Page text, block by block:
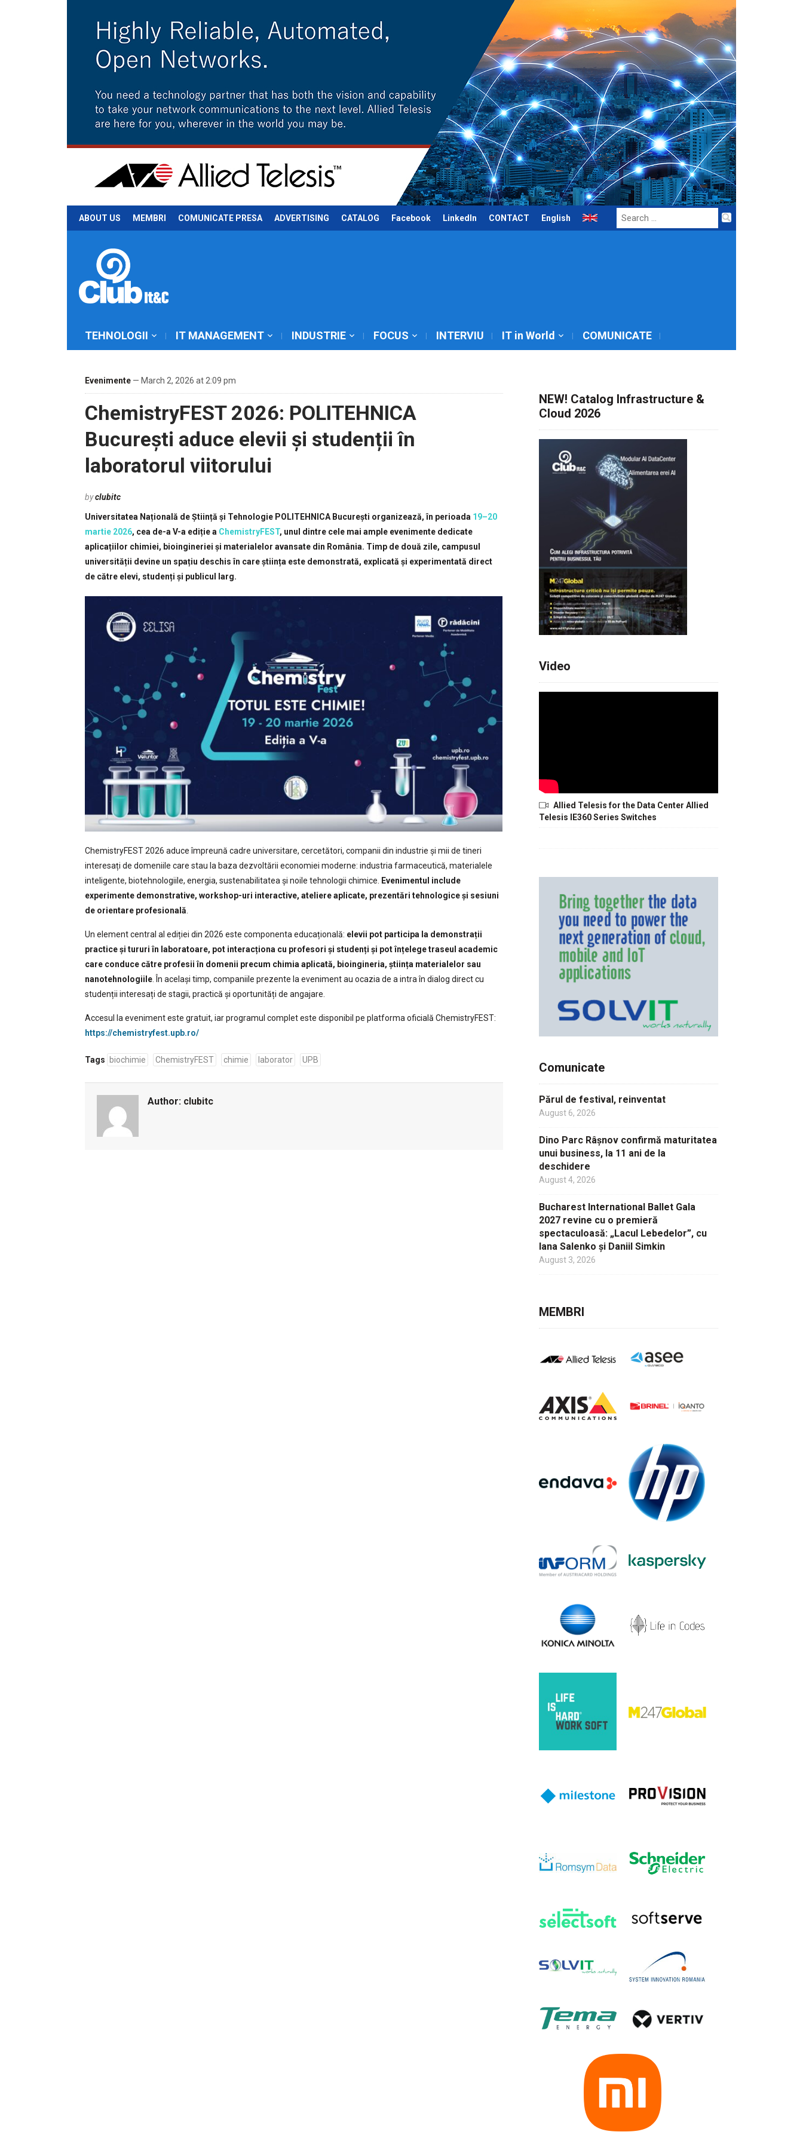
ABOUT US MEMBRI COMUNICATE PRESA ADVERTISING CATALOG Facebook LinkedIn CONTACT English
Search
for:
TEHNOLOGII IT MANAGEMENT INDUSTRIE FOCUS INTERVIU IT in World COMUNICATE
Evenimente — March 2, 2026 at 2:09 pm
ChemistryFEST 2026: POLITEHNICA
București aduce elevii și studenții în
laboratorul viitorului
byclubitc
Universitatea Națională de Știință și Tehnologie POLITEHNICA București organizează, în perioada 19–20
martie 2026, cea de-a V-a ediție a ChemistryFEST, unul dintre cele mai ample evenimente dedicate
aplicațiilor chimiei, bioingineriei și materialelor avansate din România. Timp de două zile, campusul
universității devine un spațiu deschis în care știința este demonstrată, explicată și experimentată direct
de către elevi, studenți și publicul larg.
ChemistryFEST 2026 aduce împreună cadre universitare, cercetători, companii din industrie și mii de tineri
interesați de domeniile care stau la baza dezvoltării economiei moderne: industria farmaceutică, materialele
inteligente, biotehnologiile, energia, sustenabilitatea și noile tehnologii chimice. Evenimentul include
experimente demonstrative, workshop-uri interactive, ateliere aplicate, prezentări tehnologice și sesiuni
de orientare profesională
Un element central al ediției din 2026 este componenta educațională: elevii pot participa la demonstrații
practice și tururi în laboratoare, pot interacționa cu profesori și studenți și pot înțelege traseul academic
care conduce către profesii în domenii precum chimia aplicată, bioingineria, știința materialelor sau
nanotehnologiile . În același timp, companiile prezente la eveniment au ocazia de a intra în dialog direct cu
studenții interesați de stagii, practică și oportunități de angajare.
Accesul la eveniment este gratuit, iar programul complet este disponibil pe platforma oficială ChemistryFEST:
https://chemistryfest.upb.ro/
Tags biochimie ChemistryFEST chimie laborator UPB
Author: clubitc
NEW! Catalog Infrastructure &
Cloud 2026
Video
Allied Telesis for the Data Center Allied
Telesis IE360 Series Switches
Comunicate
Părul de festival, reinventat
August 6, 2026
Dino Parc Râșnov confirmă maturitatea
unui business, la 11 ani de la
deschidere
August 4, 2026
Bucharest International Ballet Gala
2027 revine cu o premieră
spectaculoasă: „Lacul Lebedelor”, cu
Iana Salenko și Daniil Simkin
August 3, 2026
MEMBRI